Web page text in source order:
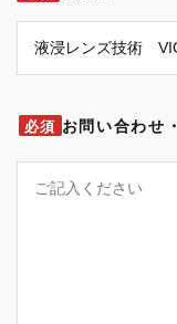
必須 お問い合わせ・